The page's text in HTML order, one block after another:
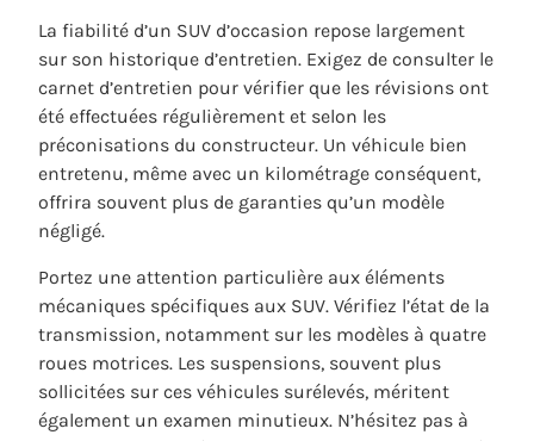
La fiabilité d’un SUV d’occasion repose largement
sur son historique d’entretien. Exigez de consulter le
carnet d’entretien pour vérifier que les révisions ont
été effectuées régulièrement et selon les
préconisations du constructeur. Un véhicule bien
entretenu, même avec un kilométrage conséquent,
offrira souvent plus de garanties qu’un modèle
négligé.
Portez une attention particulière aux éléments
mécaniques spécifiques aux SUV. Vérifiez l’état de la
transmission, notamment sur les modèles à quatre
roues motrices. Les suspensions, souvent plus
sollicitées sur ces véhicules surélevés, méritent
également un examen minutieux. N’hésitez pas à